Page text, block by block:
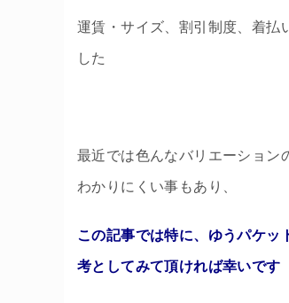
運賃・サイズ、割引制度、着払
した
最近では色んなバリエーション
わかりにくい事もあり、
この記事では特に、ゆうパケッ
考としてみて頂ければ幸いです